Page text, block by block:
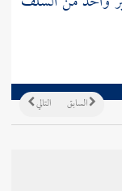
التالي السابق